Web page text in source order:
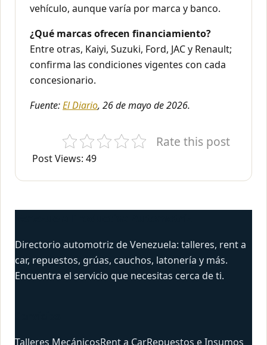
vehículo, aunque varía por marca y banco.
¿Qué marcas ofrecen financiamiento?
Entre otras, Kaiyi, Suzuki, Ford, JAC y Renault;
confirma las condiciones vigentes con cada
concesionario.
Fuente:El Diario, 26 de mayo de 2026.
Rate this post
Post Views: 49
Directorio automotriz de Venezuela: talleres, rent a
car, repuestos, grúas, cauchos, latonería y más.
Encuentra el servicio que necesitas cerca de ti.
Talleres MecánicosRent a CarRepuestos e Insumos